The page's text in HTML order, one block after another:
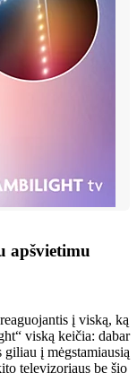
apšvietimu
į viską, ką
viską keičia: dabar
giliau į mėgstamiausią
televizoriaus be šio